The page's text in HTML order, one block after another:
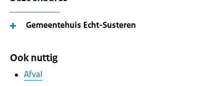
Gemeentehuis Echt-Susteren
Ook nuttig
Afval